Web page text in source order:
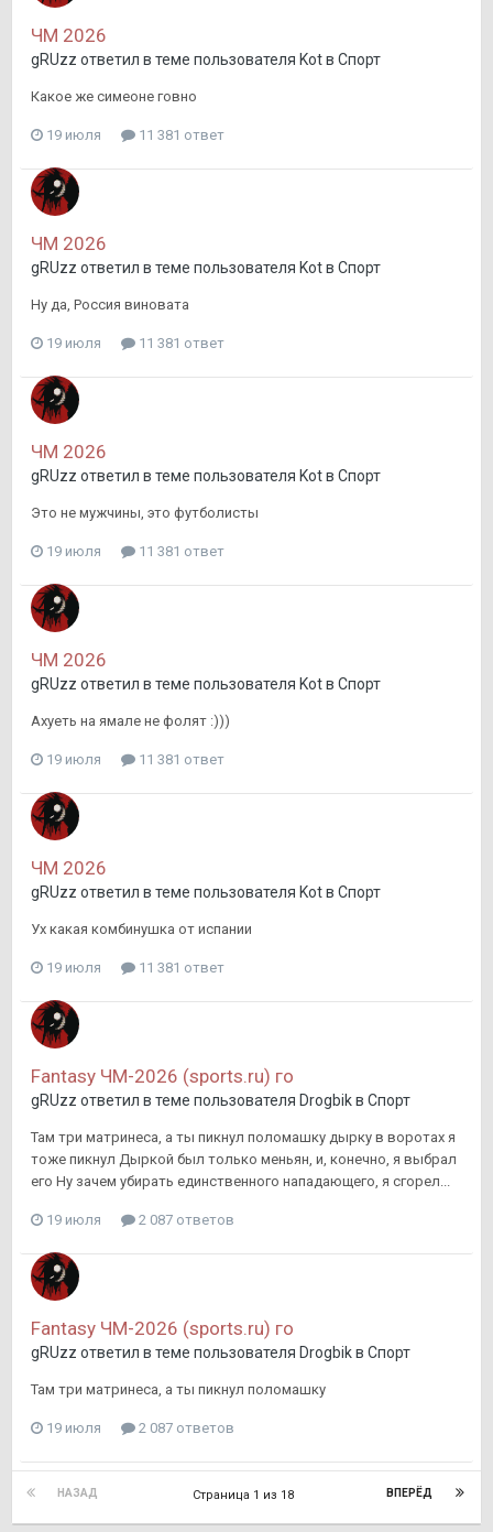
ЧМ 2026
gRUzz ответил в теме пользователя Kotв Спорт
Какое же симеоне говно
19 июля 11 381 ответ
ЧМ 2026
gRUzz ответил в теме пользователя Kotв Спорт
Ну да, Россия виновата
19 июля 11 381 ответ
ЧМ 2026
gRUzz ответил в теме пользователя Kotв Спорт
Это не мужчины, это футболисты
19 июля 11 381 ответ
ЧМ 2026
gRUzz ответил в теме пользователя Kotв Спорт
Ахуеть на ямале не фолят :)))
19 июля 11 381 ответ
ЧМ 2026
gRUzz ответил в теме пользователя Kotв Спорт
Ух какая комбинушка от испании
19 июля 11 381 ответ
Fantasy ЧМ-2026 (sports.ru) го
gRUzz ответил в теме пользователя Drogbikв Спорт
Там три матринеса, а ты пикнул поломашку дырку в воротах я
тоже пикнул Дыркой был только меньян, и, конечно, я выбрал
его Ну зачем убирать единственного нападающего, я сгорел...
19 июля 2 087 ответов
Fantasy ЧМ-2026 (sports.ru) го
gRUzz ответил в теме пользователя Drogbikв Спорт
Там три матринеса, а ты пикнул поломашку
19 июля 2 087 ответов
НАЗАД ВПЕРЁД
Страница 1 из 18